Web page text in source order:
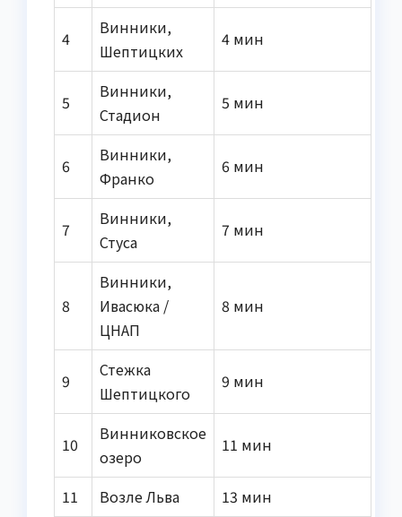
4
Винники,
Шептицких
4 мин
5
Винники,
Стадион
5 мин
6
Винники,
Франко
6 мин
7
Винники,
Стуса
7 мин
8
Винники,
Ивасюка /
ЦНАП
8 мин
9
Стежка
Шептицкого
9 мин
10
Винниковское
озеро
11 мин
11 Возле Льва 13 мин